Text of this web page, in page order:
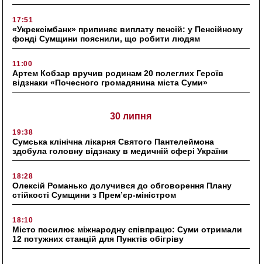
17:51
«Укрексімбанк» припиняє виплату пенсій: у Пенсійному
фонді Сумщини пояснили, що робити людям
11:00
Артем Кобзар вручив родинам 20 полеглих Героїв
відзнаки «Почесного громадянина міста Суми»
30 липня
19:38
Сумська клінічна лікарня Святого Пантелеймона
здобула головну відзнаку в медичній сфері України
18:28
Олексій Романько долучився до обговорення Плану
стійкості Сумщини з Прем’єр-міністром
18:10
Місто посилює міжнародну співпрацю: Суми отримали
12 потужних станцій для Пунктів обігріву